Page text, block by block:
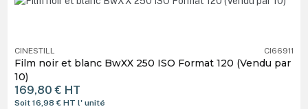
CINESTILL CI66911
Film noir et blanc BwXX 250 ISO Format 120 (Vendu par
10)
169,80 € HT
Soit 16,98 €HTl' unité